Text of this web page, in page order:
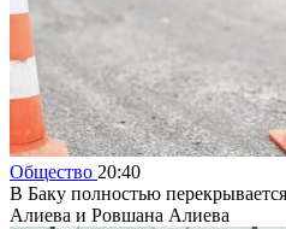
Общество 20:40
В Баку полностью
Алиева и Ровшана Алиева